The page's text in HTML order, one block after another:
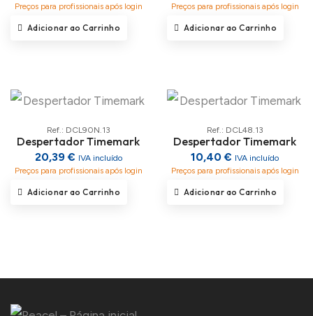
Preços para profissionais após login
Adicionar ao Carrinho
Preços para profissionais após login
Adicionar ao Carrinho
Ref.: DCL90N.13
Despertador Timemark
20,39 € IVA incluído
Preços para profissionais após login
Adicionar ao Carrinho
Ref.: DCL48.13
Despertador Timemark
10,40 € IVA incluído
Preços para profissionais após login
Adicionar ao Carrinho